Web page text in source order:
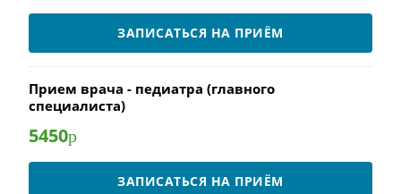
ЗАПИСАТЬСЯ НА ПРИЁМ
Прием врача - педиатра (главного
специалиста)
5450р
ЗАПИСАТЬСЯ НА ПРИЁМ